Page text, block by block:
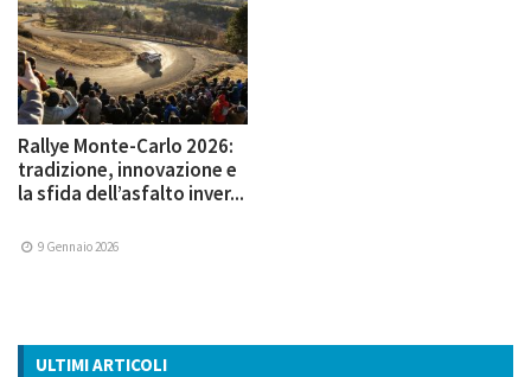
Rallye Monte-Carlo 2026:
tradizione, innovazione e
la sfida dell’asfalto inver...
9 Gennaio 2026
ULTIMI ARTICOLI